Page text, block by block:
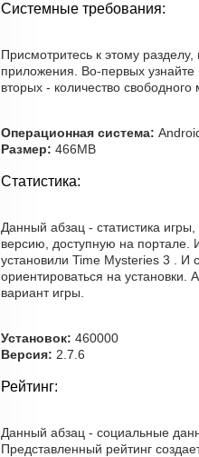
Системные требования:
Присмотритесь к этому
приложения. Во-первых
вторых - количество
Операционная система:
Размер: 466MB
Статистика:
Данный абзац - статистика
версию, доступную на портале.
установили Time Mysteries 3 . И
ориентироваться на
вариант игры.
Установок: 460000
Версия: 2.7.6
Рейтинг:
Данный абзац - социальные
Представленный рейтинг